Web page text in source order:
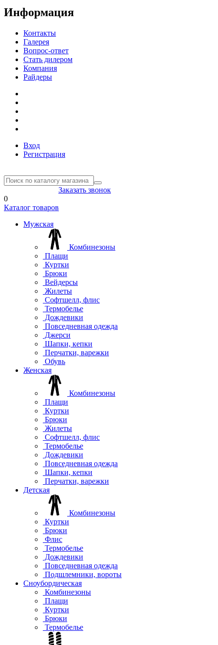
Информация
Контакты
Галерея
Вопрос-ответ
Стать дилером
Компания
Райдеры
Вход
Регистрация
Заказать звонок
0
Каталог товаров
Мужская
Комбинезоны
Плащи
Куртки
Брюки
Вейдерсы
Жилеты
Софтшелл, флис
Термобелье
Дождевики
Повседневная одежда
Джерси
Шапки, кепки
Перчатки, варежки
Обувь
Женская
Комбинезоны
Плащи
Куртки
Брюки
Жилеты
Софтшелл, флис
Термобелье
Дождевики
Повседневная одежда
Шапки, кепки
Перчатки, варежки
Детская
Комбинезоны
Куртки
Брюки
Флис
Термобелье
Дождевики
Повседневная одежда
Подшлемники, вороты
Сноубордическая
Комбинезоны
Плащи
Куртки
Брюки
Термобелье